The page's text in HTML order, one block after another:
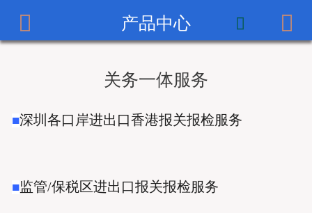
首页
服务案例
 产品中心  
关务一体服务
■深圳各口岸进出口香港报关报检服务
■监管/保税区进出口报关报检服务